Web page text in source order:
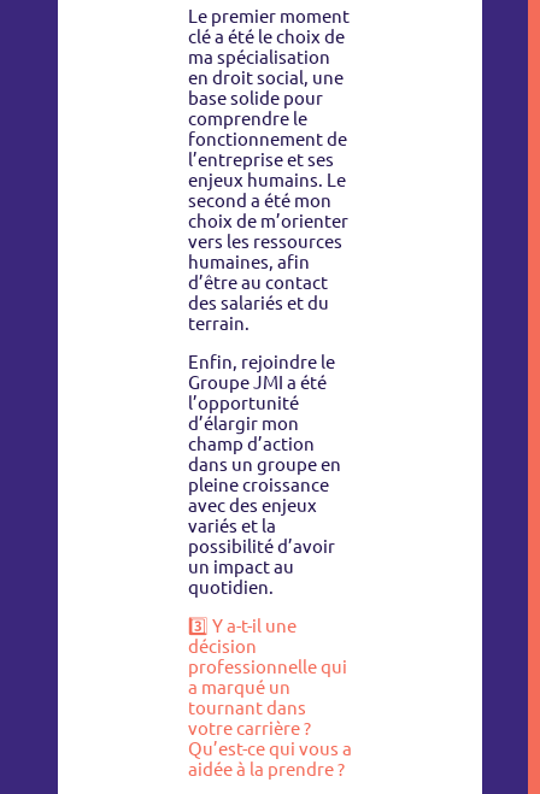
Le premier moment
clé a été le choix de
ma spécialisation
en droit social, une
base solide pour
comprendre le
fonctionnement de
l’entreprise et ses
enjeux humains. Le
second a été mon
choix de m’orienter
vers les ressources
humaines, afin
d’être au contact
des salariés et du
terrain.
Enfin, rejoindre le
Groupe JMI a été
l’opportunité
d’élargir mon
champ d’action
dans un groupe en
pleine croissance
avec des enjeux
variés et la
possibilité d’avoir
un impact au
quotidien.
3️⃣ Y a-t-il une
décision
professionnelle qui
a marqué un
tournant dans
votre carrière ?
Qu’est-ce qui vous a
aidée à la prendre ?